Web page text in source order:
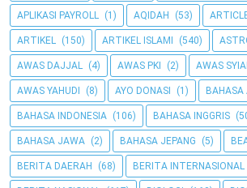
APLIKASI PAYROLL (1) AQIDAH (53)
ARTIKEL (150) ARTIKEL ISLAMI (540)
AWAS DAJJAL (4) AWAS PKI (2) AWAS
AWAS YAHUDI (8) AYO DONASI (1) BAHASA
BAHASA INDONESIA (106) BAHASA INGGRIS
BAHASA JAWA (2) BAHASA JEPANG (5)
BERITA DAERAH (68) BERITA INTERNASIONAL